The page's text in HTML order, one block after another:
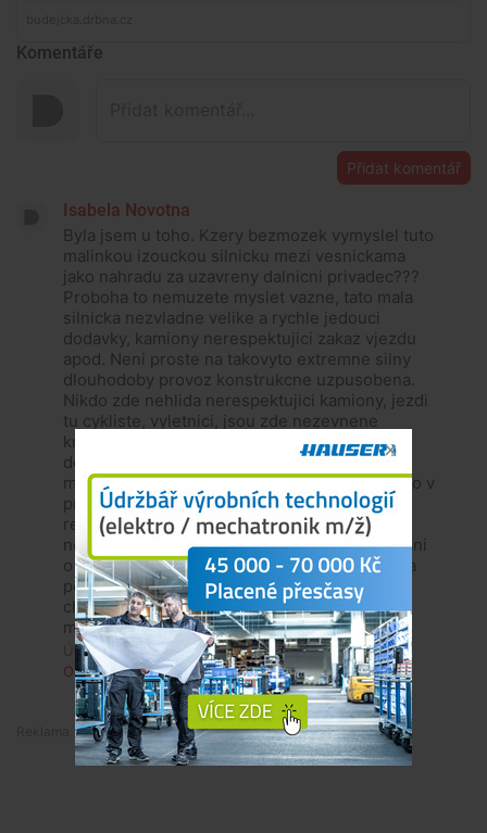
Komentáře
Přidat komentář
Isabela Novotna
Byla jsem u toho. Kzery bezmozek vymyslel tuto
malinkou izouckou silnicku mezi vesnickama
jako nahradu za uzavreny dalnicni privadec???
Proboha to nemuzete myslet vazne, tato mala
silnicka nezvladne velike a rychle jedouci
dodavky, kamiony nerespektujici zakaz vjezdu
apod. Neni proste na takovyto extremne silny
dlouhodoby provoz konstrukcne uzpusobena.
Nikdo zde nehlida nerespektujici kamiony, jezdi
tu cykliste, vyletnici, jsou zde nezevnene
krajnice a vyhybat se nakladaku, nebo velike
dodavce ritici se nedovolenou rychlosti na
malinke silnicce nezi vesnickami konciva casto v
prikopu nebo ve stromu. Kdo tuto objizdku
realizacne schvalil na na svedomi dnesni
nehodu-a nejen tu dnesne, prevcirem se s pani
o kousek dal uzrhla krajnice, kdyz se vyhybala
polskemu kamionu. Jezdim tudy casto na
chalupu, ale tohle opravdu nemohl stvorit
myslici clovek
Úterý, 12. května 2026, 18:01
Odpovědět
3 1
Premium